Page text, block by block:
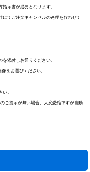
示書が必要となります。
にてご注文キャンセルの処理を行わせて
添付しお送りください。
をお選びください。
。
ご提示が無い場合、大変恐縮ですが自動